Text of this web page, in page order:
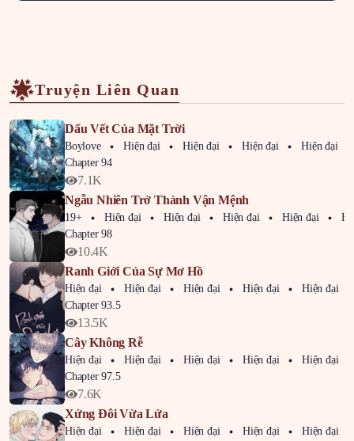
Truyện Liên Quan
Dấu Vết Của Mặt Trời
Boylove Hiện đại Hiện đại Hiện đại
Hiện đại
Chapter 94
7.1K
Ngẫu Nhiên Trở Thành Vận Mệnh
19+ Hiện đại Hiện đại Hiện đại Hiện đại
Chapter 98
10.4K
Ranh Giới Của Sự Mơ Hồ
Hiện đại Hiện đại Hiện đại Hiện đại
Hiện đại
Chapter 93.5
13.5K
Cây Không Rễ
Hiện đại Hiện đại Hiện đại Hiện đại
Hiện đại
Chapter 97.5
7.6K
Xứng Đôi Vừa Lứa
Hiện đại Hiện đại Hiện đại Hiện đại
Hiện đại